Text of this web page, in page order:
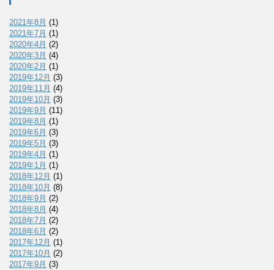
2021年8月 (1)
2021年7月 (1)
2020年4月 (2)
2020年3月 (4)
2020年2月 (1)
2019年12月 (3)
2019年11月 (4)
2019年10月 (3)
2019年9月 (11)
2019年8月 (1)
2019年6月 (3)
2019年5月 (3)
2019年4月 (1)
2019年1月 (1)
2018年12月 (1)
2018年10月 (8)
2018年9月 (2)
2018年8月 (4)
2018年7月 (2)
2018年6月 (2)
2017年12月 (1)
2017年10月 (2)
2017年9月 (3)